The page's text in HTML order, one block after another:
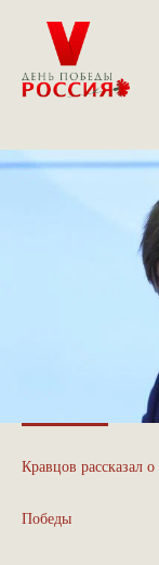
Кравцов рассказал
Победы